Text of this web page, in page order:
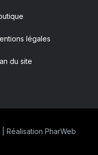
légales
du site
Réalisation PharWeb